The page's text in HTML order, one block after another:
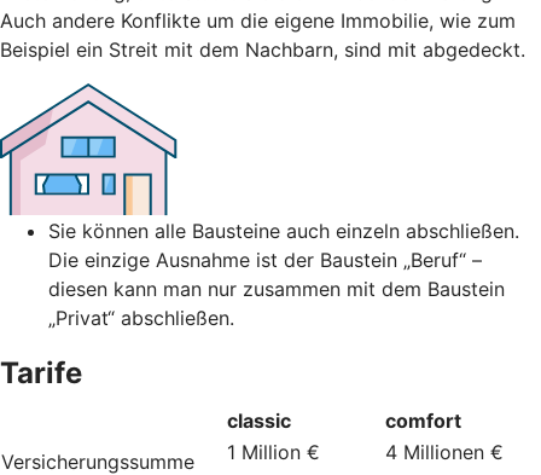
Auch andere Konflikte um die eigene Immobilie, wie zum
Beispiel ein Streit mit dem Nachbarn, sind mit abgedeckt.
Sie können alle Bausteine auch einzeln abschließen.
Die einzige Ausnahme ist der Baustein „Beruf“ –
diesen kann man nur zusammen mit dem Baustein
„Privat“ abschließen.
Tarife
classic
comfort
Versicherungssumme
1 Million € 4 Millionen €